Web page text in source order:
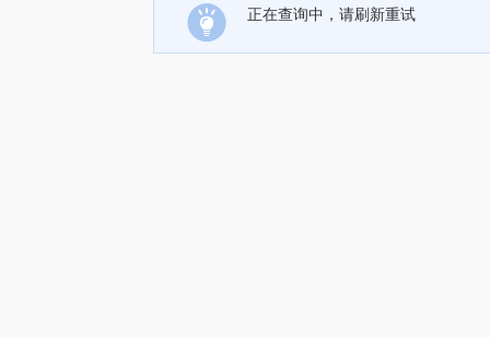
正在查询中，请刷新重试